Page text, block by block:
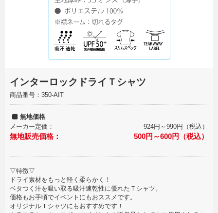
インターロックドライＴシャツ
商品番号：350-AIT
無地価格
メーカー定価：
924円～990円（税込）
無地販売価格： 500円～600円（税込）
▽特徴▽
ドライ素材をもっと軽く柔らかく！
ベタつく汗を吸い取る吸汗速乾性に優れたＴシャツ。
価格もお手頃でイベントにもおススメです。
オリジナルＴシャツにもおすすめです！